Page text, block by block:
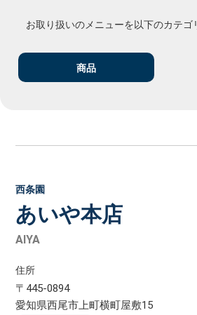
お取り扱いのメニューを以下のカテゴ
商品
西条園
あいや本店
AIYA
住所
〒445-0894
愛知県西尾市上町横町屋敷15